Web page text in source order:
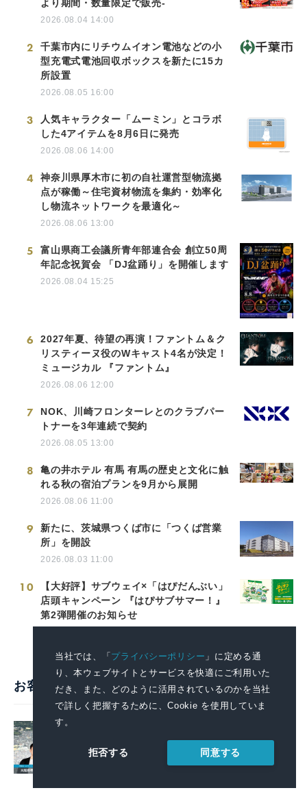
当社では、「プライバシーポリシー 」に定める通
り、本ウェブサイトとサービスを快適にご利用いた
だき、また、どのように活用されているのかを当社
で詳しく把握するために、Cookie を使用していま
す。
拒否する 同意する
より期間・数量限定で販売-
2026.08.04 14:00
2
千葉市内にリチウムイオン電池などの小
型充電式電池回収ボックスを新たに15カ
所設置
2026.08.05 16:00
3
人気キャラクター「ムーミン」とコラボ
した4アイテムを8月6日に発売
2026.08.06 14:00
4
神奈川県厚木市に初の自社運営型物流拠
点が稼働～住宅資材物流を集約・効率化
し物流ネットワークを最適化～
2026.08.06 13:00
5
富山県商工会議所青年部連合会 創立50周
年記念祝賀会 「DJ盆踊り」を開催します
2026.08.04 15:25
6
2027年夏、待望の再演！ファントム＆ク
リスティーヌ役のWキャスト4名が決定！
ミュージカル 『ファントム』
2026.08.06 12:00
7
NOK、川崎フロンターレとのクラブパー
トナーを3年連続で契約
2026.08.05 13:00
8
亀の井ホテル 有馬 有馬の歴史と文化に触
れる秋の宿泊プランを9月から展開
2026.08.06 11:00
9
新たに、茨城県つくば市に「つくば営業
所」を開設
2026.08.03 11:00
10
【大好評】サブウェイ×「はぴだんぶい」
店頭キャンペーン 『はぴサブサマー！』
第2弾開催のお知らせ
お客様の声・活用事例
スリリースを起点に広がる情報発信の
好循環【堺市様】